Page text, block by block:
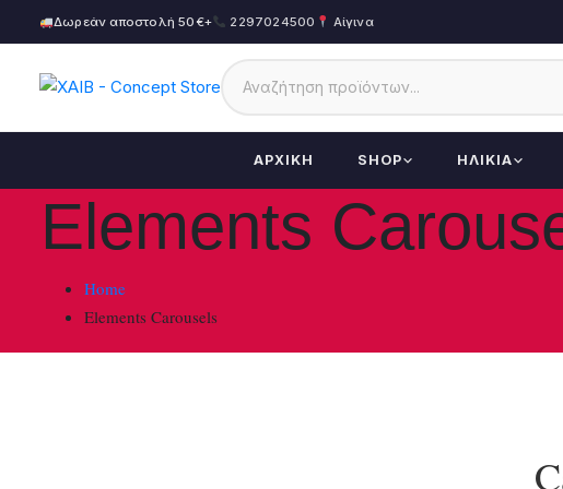
Δωρεάν αποστολή 50€+ 2297024500 Αίγινα
ΑΡΧΙΚΉ SHOP ΗΛΙΚΊΑ
Elements
Home
Elements Carousels